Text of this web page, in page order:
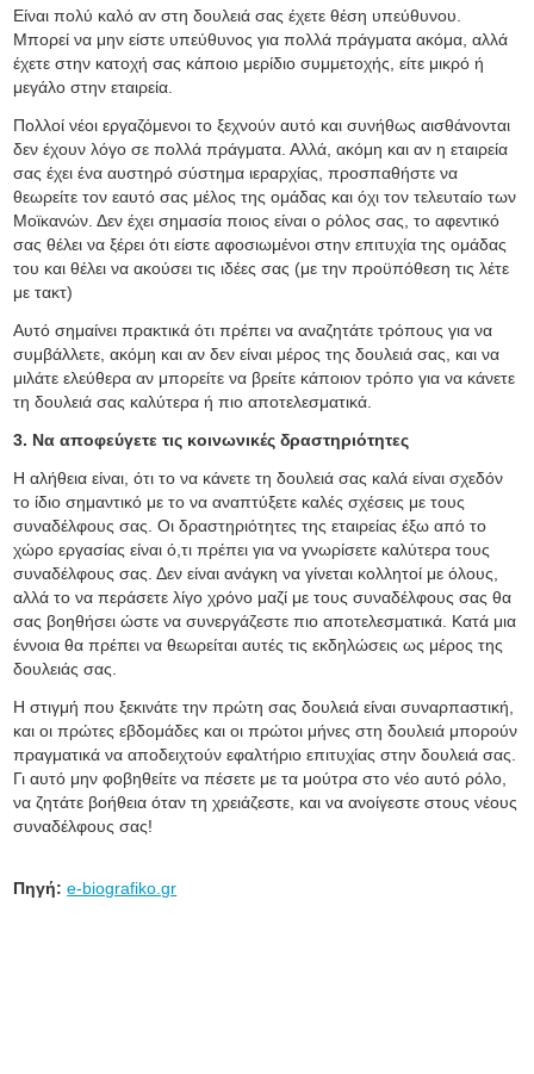
Είναι πολύ καλό αν στη δουλειά σας έχετε θέση υπεύθυνου.
Μπορεί να μην είστε υπεύθυνος για πολλά πράγματα ακόμα, αλλά
έχετε στην κατοχή σας κάποιο μερίδιο συμμετοχής, είτε μικρό ή
μεγάλο στην εταιρεία.
Πολλοί νέοι εργαζόμενοι το ξεχνούν αυτό και συνήθως αισθάνονται
δεν έχουν λόγο σε πολλά πράγματα. Αλλά, ακόμη και αν η εταιρεία
σας έχει ένα αυστηρό σύστημα ιεραρχίας, προσπαθήστε να
θεωρείτε τον εαυτό σας μέλος της ομάδας και όχι τον τελευταίο των
Μοϊκανών. Δεν έχει σημασία ποιος είναι ο ρόλος σας, το αφεντικό
σας θέλει να ξέρει ότι είστε αφοσιωμένοι στην επιτυχία της ομάδας
του και θέλει να ακούσει τις ιδέες σας (με την προϋπόθεση τις λέτε
με τακτ)
Αυτό σημαίνει πρακτικά ότι πρέπει να αναζητάτε τρόπους για να
συμβάλλετε, ακόμη και αν δεν είναι μέρος της δουλειά σας, και να
μιλάτε ελεύθερα αν μπορείτε να βρείτε κάποιον τρόπο για να κάνετε
τη δουλειά σας καλύτερα ή πιο αποτελεσματικά.
3. Να αποφεύγετε τις κοινωνικές δραστηριότητες
Η αλήθεια είναι, ότι το να κάνετε τη δουλειά σας καλά είναι σχεδόν
το ίδιο σημαντικό με το να αναπτύξετε καλές σχέσεις με τους
συναδέλφους σας. Οι δραστηριότητες της εταιρείας έξω από το
χώρο εργασίας είναι ό,τι πρέπει για να γνωρίσετε καλύτερα τους
συναδέλφους σας. Δεν είναι ανάγκη να γίνεται κολλητοί με όλους,
αλλά το να περάσετε λίγο χρόνο μαζί με τους συναδέλφους σας θα
σας βοηθήσει ώστε να συνεργάζεστε πιο αποτελεσματικά. Κατά μια
έννοια θα πρέπει να θεωρείται αυτές τις εκδηλώσεις ως μέρος της
δουλειάς σας.
Η στιγμή που ξεκινάτε την πρώτη σας δουλειά είναι συναρπαστική,
και οι πρώτες εβδομάδες και οι πρώτοι μήνες στη δουλειά μπορούν
πραγματικά να αποδειχτούν εφαλτήριο επιτυχίας στην δουλειά σας.
Γι αυτό μην φοβηθείτε να πέσετε με τα μούτρα στο νέο αυτό ρόλο,
να ζητάτε βοήθεια όταν τη χρειάζεστε, και να ανοίγεστε στους νέους
συναδέλφους σας!
Πηγή:e-biografiko.gr